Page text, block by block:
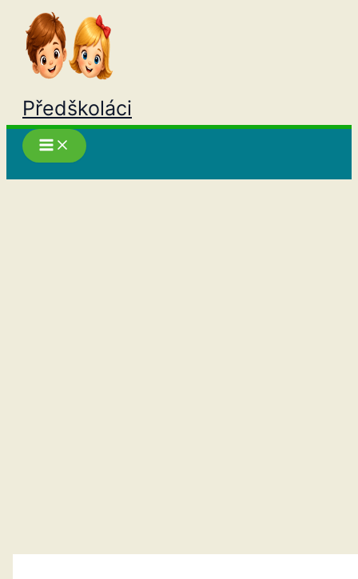
Přeskočit
obsah
Předškoláci